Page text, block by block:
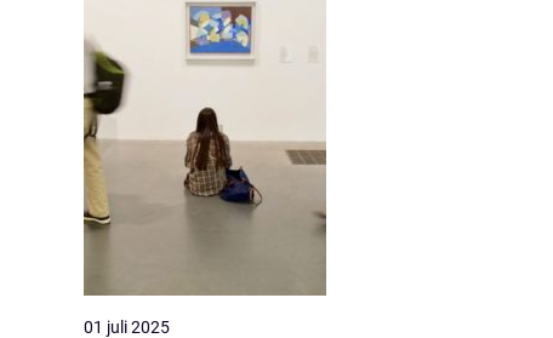
01 juli 2025